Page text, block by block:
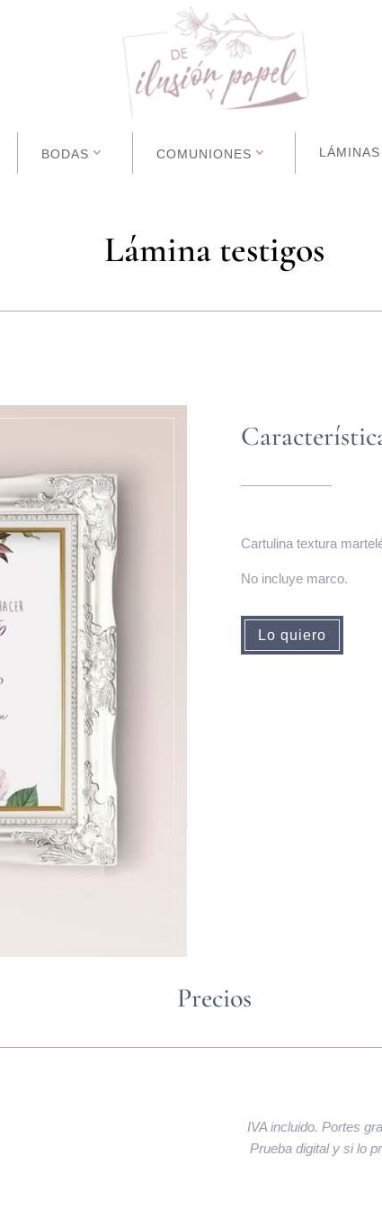
BODAS COMUNIONES
Lámina testigos
Cartulina textura
No incluye marco.
Lo quiero
Precios
IVA incluido. Portes
Prueba digital y si lo